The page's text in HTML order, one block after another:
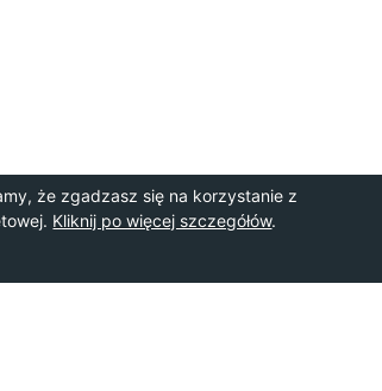
że zgadzasz się na korzystanie z
Kliknij po więcej szczegółów.